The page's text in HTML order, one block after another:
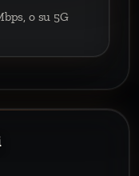
o su 5G